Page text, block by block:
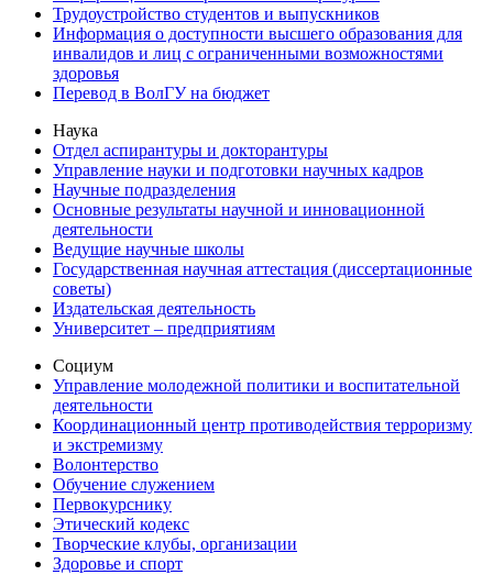
Трудоустройство студентов и выпускников
Информация о доступности высшего образования для
инвалидов и лиц с ограниченными возможностями
здоровья
Перевод в ВолГУ на бюджет
Наука
Отдел аспирантуры и докторантуры
Управление науки и подготовки научных кадров
Научные подразделения
Основные результаты научной и инновационной
деятельности
Ведущие научные школы
Государственная научная аттестация (диссертационные
советы)
Издательская деятельность
Университет – предприятиям
Социум
Управление молодежной политики и воспитательной
деятельности
Координационный центр противодействия терроризму
и экстремизму
Волонтерство
Обучение служением
Первокурснику
Этический кодекс
Творческие клубы, организации
Здоровье и спорт